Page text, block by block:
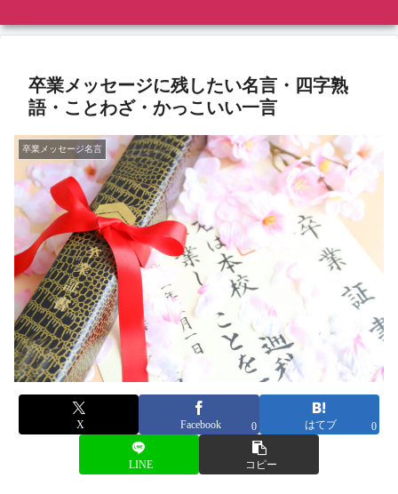
卒業メッセージに残したい名言・四字熟
語・ことわざ・かっこいい一言
卒業メッセージ名言
X Facebook 0 はてブ 0
LINE コピー